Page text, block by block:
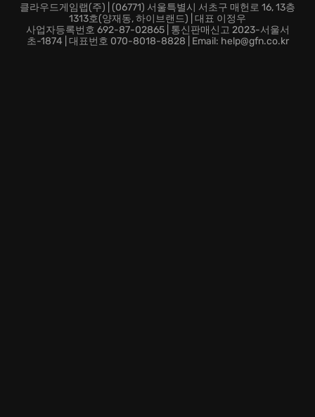
나 개성 넘치는 건축물을 지어 올릴 수도 있습니다.
다채로운 활동을 통해 학교를 활기 넘치게 만들고, 학생
클라우드게임랩(주) | (06771) 서울특별시 서초구 매헌로 16, 13층
1313호(양재동, 하이브랜드) | 대표 이정우
사업자등록번호 692-87-02865 | 통신판매신고 2023-서울서
초-1874 | 대표번호 070-8018-8828 | Email: help@gfn.co.kr